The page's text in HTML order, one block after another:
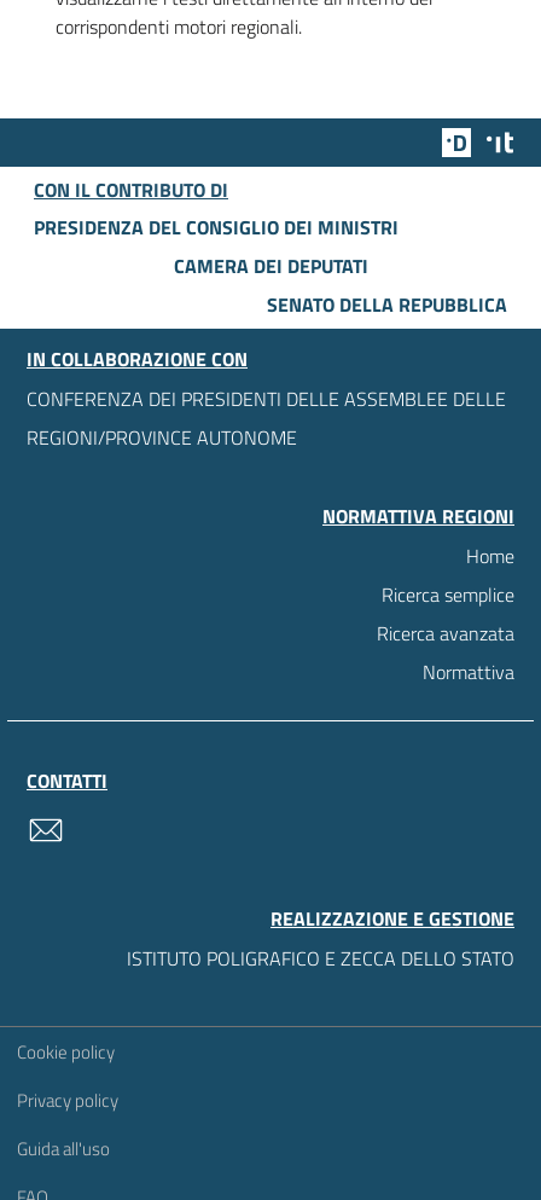
corrispondenti motori regionali.
Team
CON IL CONTRIBUTO DI
PRESIDENZA DEL CONSIGLIO DEI MINISTRI
CAMERA DEI DEPUTATI
SENATO DELLA REPUBBLICA
IN COLLABORAZIONE CON
CONFERENZA DEI PRESIDENTI DELLE ASSEMBLEE DELLE
REGIONI/PROVINCE AUTONOME
NORMATTIVA REGIONI
Home
Ricerca semplice
Ricerca avanzata
Normattiva
CONTATTI
REALIZZAZIONE E GESTIONE
ISTITUTO POLIGRAFICO E ZECCA DELLO STATO
Sezione Link Utili
Cookie policy
Privacy policy
Guida all'uso